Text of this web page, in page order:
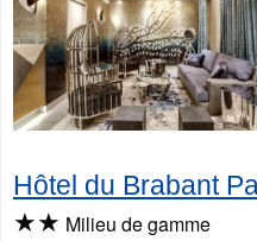
Hôtel du Brabant
★★ Milieu de gamme